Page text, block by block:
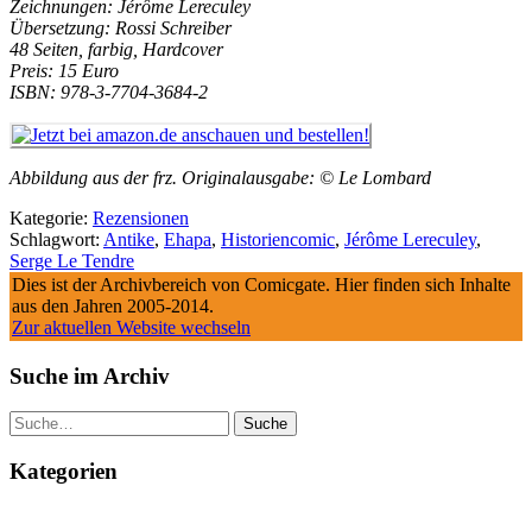
Zeichnungen: Jérôme Lereculey
Übersetzung: Rossi Schreiber
48 Seiten, farbig, Hardcover
Preis: 15 Euro
ISBN: 978-3-7704-3684-2
Abbildung aus der frz. Originalausgabe: © Le Lombard
Kategorie: Rezensionen
Schlagwort: Antike, Ehapa, Historiencomic, Jérôme Lereculey,
Serge Le Tendre
Dies ist der Archivbereich von Comicgate. Hier finden sich Inhalte
aus den Jahren 2005-2014.
Zur aktuellen Website wechseln
Suche im Archiv
Suche
Kategorien